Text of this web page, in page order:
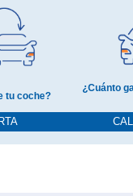
tu coche?
¿Cuánto